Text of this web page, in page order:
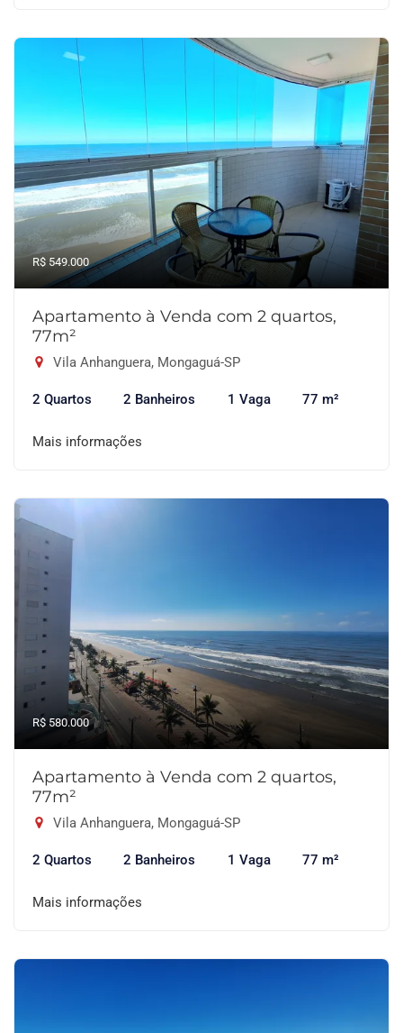
R$ 549.000
Apartamento à Venda com 2 quartos,
77m²
Vila Anhanguera, Mongaguá-SP
2 Quartos 2 Banheiros 1 Vaga 77 m²
Mais informações
R$ 580.000
Apartamento à Venda com 2 quartos,
77m²
Vila Anhanguera, Mongaguá-SP
2 Quartos 2 Banheiros 1 Vaga 77 m²
Mais informações